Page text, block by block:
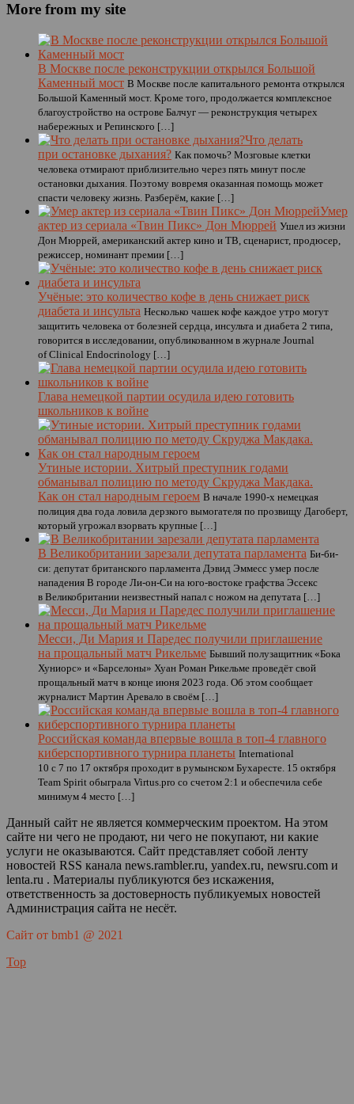
More from my site
В Москве после реконструкции открылся Большой
Каменный мост В Москве после капитального ремонта открылся
Большой Каменный мост. Кроме того, продолжается комплексное
благоустройство на острове Балчуг — реконструкция четырех
набережных и Репинского […]
Что делать
при остановке дыхания? Как помочь? Мозговые клетки
человека отмирают приблизительно через пять минут после
остановки дыхания. Поэтому вовремя оказанная помощь может
спасти человеку жизнь. Разберём, какие […]
Умер
актер из сериала «Твин Пикс» Дон Мюррей Ушел из жизни
Дон Мюррей, американский актер кино и ТВ, сценарист, продюсер,
режиссер, номинант премии […]
Учёные: это количество кофе в день снижает риск
диабета и инсульта Несколько чашек кофе каждое утро могут
защитить человека от болезней сердца, инсульта и диабета 2 типа,
говорится в исследовании, опубликованном в журнале Journal
of Clinical Endocrinology […]
Глава немецкой партии осудила идею готовить
школьников к войне
Утиные истории. Хитрый преступник годами
обманывал полицию по методу Скруджа Макдака.
Как он стал народным героем В начале 1990-х немецкая
полиция два года ловила дерзкого вымогателя по прозвищу Дагоберт,
который угрожал взорвать крупные […]
В Великобритании зарезали депутата парламента Би-би-
си: депутат британского парламента Дэвид Эммесс умер после
нападения В городе Ли-он-Си на юго-востоке графства Эссекс
в Великобритании неизвестный напал с ножом на депутата […]
Месси, Ди Мария и Паредес получили приглашение
на прощальный матч Рикельме Бывший полузащитник «Бока
Хуниорс» и «Барселоны» Хуан Роман Рикельме проведёт свой
прощальный матч в конце июня 2023 года. Об этом сообщает
журналист Мартин Аревало в своём […]
Российская команда впервые вошла в топ-4 главного
киберспортивного турнира планеты International
10 с 7 по 17 октября проходит в румынском Бухаресте. 15 октября
Team Spirit обыграла Virtus.pro со счетом 2:1 и обеспечила себе
минимум 4 место […]
Данный сайт не является коммерческим проектом. На этом
сайте ни чего не продают, ни чего не покупают, ни какие
услуги не оказываются. Сайт представляет собой ленту
новостей RSS канала news.rambler.ru, yandex.ru, newsru.com и
lenta.ru . Материалы публикуются без искажения,
ответственность за достоверность публикуемых новостей
Администрация сайта не несёт.
Сайт от bmb1 @ 2021
Top